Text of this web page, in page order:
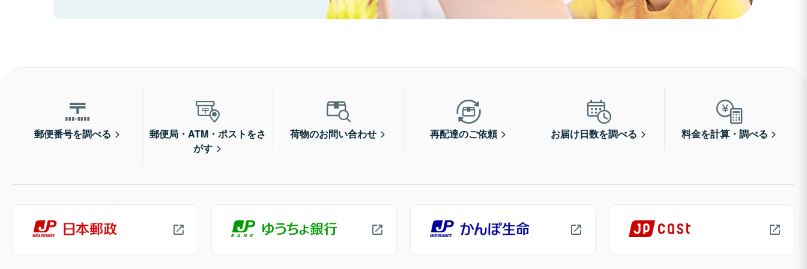
郵便番号を調べる
郵便局・ATM・ポストをさ
がす
荷物のお問い合わせ 再配達のご依頼 お届け日数を調べる 料金を計算・調べる